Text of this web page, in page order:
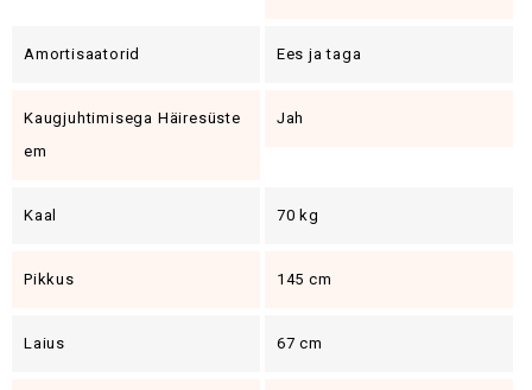
Amortisaatorid Ees ja taga
Kaugjuhtimisega Häiresüste
Em
Jah
Kaal 70 kg
Pikkus 145 cm
Laius 67 cm